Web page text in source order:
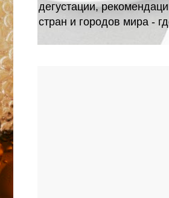
дегустации,
стран и городов мира -